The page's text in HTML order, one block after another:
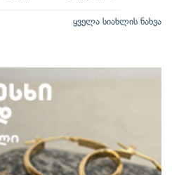
ყველა სიახლის ნახვა